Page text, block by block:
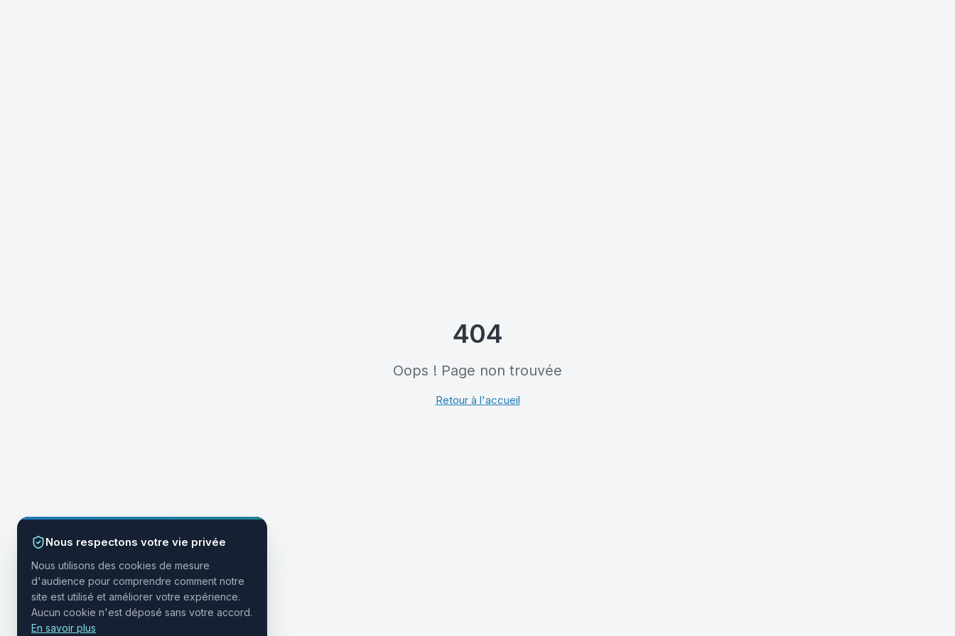
404
Oops ! Page non trouvée
Retour à l'accueil
Nous respectons votre vie privée
Nous utilisons des cookies de mesure
d'audience pour comprendre comment notre
site est utilisé et améliorer votre expérience.
Aucun cookie n'est déposé sans votre accord.
En savoir plus